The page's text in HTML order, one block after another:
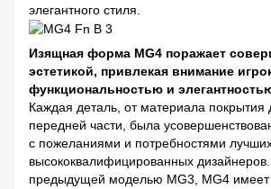
элегантного стиля.
Изящная форма MG4 поражает
эстетикой, привлекая внимание
функциональностью и
Каждая деталь, от материала
передней части, была
с пожеланиями и потребностями
высококвалифицированных
предыдущей моделью MG3, MG4 имеет